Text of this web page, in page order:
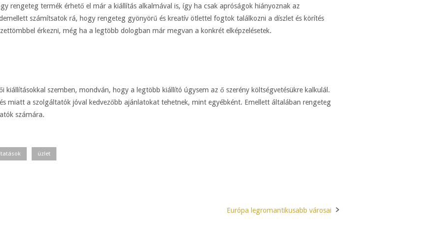
rengeteg termék érhető el már a kiállítás alkalmával is, így ha csak apróságok hiányoznak az
számítsatok rá, hogy rengeteg gyönyörű és kreatív ötlettel fogtok találkozni a díszlet és körítés
érkezni, még ha a legtöbb dologban már megvan a konkrét elképzelésetek.
kiállításokkal szemben, mondván, hogy a legtöbb kiállító úgysem az ő szerény költségvetésükre kalkulál.
miatt a szolgáltatók jóval kedvezőbb ajánlatokat tehetnek, mint egyébként. Emellett általában rengeteg
számára.
üzlet
Európa legromantikusabb városai